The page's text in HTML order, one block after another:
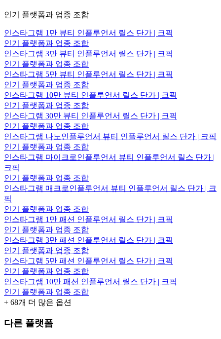
인기 플랫폼과 업종 조합
인스타그램 1만 뷰티 인플루언서 릴스 단가 | 크픽
인기 플랫폼과 업종 조합
인스타그램 3만 뷰티 인플루언서 릴스 단가 | 크픽
인기 플랫폼과 업종 조합
인스타그램 5만 뷰티 인플루언서 릴스 단가 | 크픽
인기 플랫폼과 업종 조합
인스타그램 10만 뷰티 인플루언서 릴스 단가 | 크픽
인기 플랫폼과 업종 조합
인스타그램 30만 뷰티 인플루언서 릴스 단가 | 크픽
인기 플랫폼과 업종 조합
인스타그램 나노인플루언서 뷰티 인플루언서 릴스 단가 | 크픽
인기 플랫폼과 업종 조합
인스타그램 마이크로인플루언서 뷰티 인플루언서 릴스 단가 |
크픽
인기 플랫폼과 업종 조합
인스타그램 매크로인플루언서 뷰티 인플루언서 릴스 단가 | 크
픽
인기 플랫폼과 업종 조합
인스타그램 1만 패션 인플루언서 릴스 단가 | 크픽
인기 플랫폼과 업종 조합
인스타그램 3만 패션 인플루언서 릴스 단가 | 크픽
인기 플랫폼과 업종 조합
인스타그램 5만 패션 인플루언서 릴스 단가 | 크픽
인기 플랫폼과 업종 조합
인스타그램 10만 패션 인플루언서 릴스 단가 | 크픽
인기 플랫폼과 업종 조합
+ 68개 더 많은 옵션
다른 플랫폼